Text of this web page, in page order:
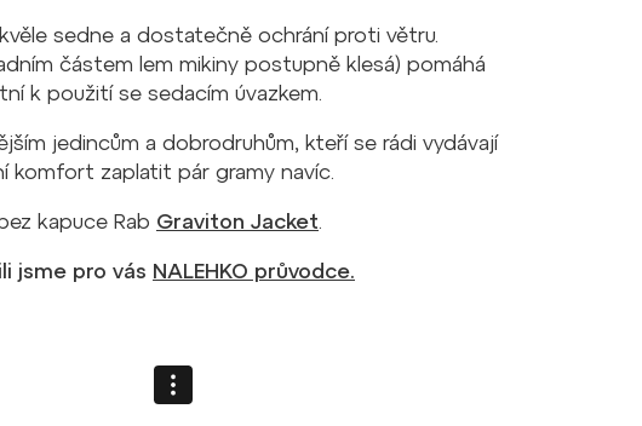
sedne a dostatečně ochrání proti větru.
částem lem mikiny postupně klesá) pomáhá
k použití se sedacím úvazkem.
jedincům a dobrodruhům, kteří se rádi vydávají
komfort zaplatit pár gramy navíc.
kapuce Rab Graviton Jacket.
jsme pro vás NALEHKO průvodce.